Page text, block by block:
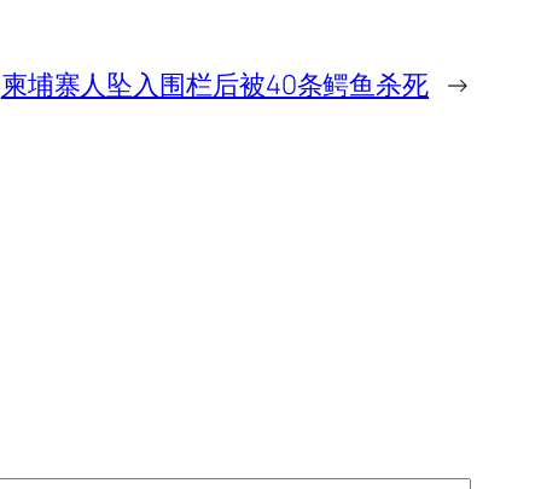
柬埔寨人坠入围栏后被40条鳄鱼杀死 →